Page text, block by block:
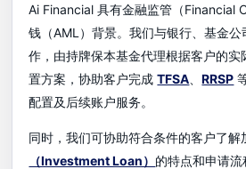
Ai Financial 具有金融监管（Financial
钱（AML）背景。我们与银行、基金公
作，由持牌保本基金代理根据客户的实
置方案，协助客户完成TFSA 、RRSP
配置及后续账户服务。
同时，我们可协助符合条件的客户了解
（Investment Loan） 的特点和申请